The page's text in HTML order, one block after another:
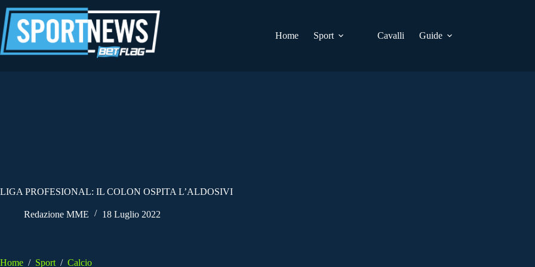
al
contenuto
Home
Sport Cavalli Guide
LIGA PROFESIONAL: IL COLON OSPITA L’ALDOSIVI
Redazione MME 18 Luglio 2022
Home / Sport / Calcio